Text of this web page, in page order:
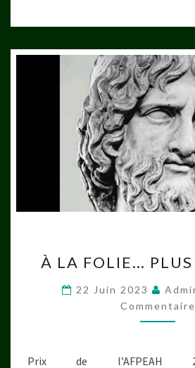
LA
PLUS
DU
À LA FOLIE…
22 Juin 2023
Commentaire
Prix de l’AFPEAH